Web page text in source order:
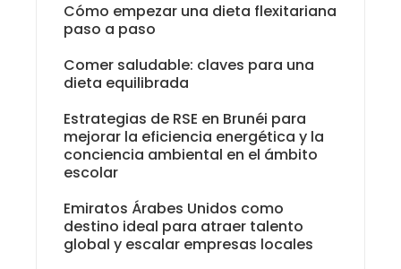
Cómo empezar una dieta flexitariana
paso a paso
Comer saludable: claves para una
dieta equilibrada
Estrategias de RSE en Brunéi para
mejorar la eficiencia energética y la
conciencia ambiental en el ámbito
escolar
Emiratos Árabes Unidos como
destino ideal para atraer talento
global y escalar empresas locales